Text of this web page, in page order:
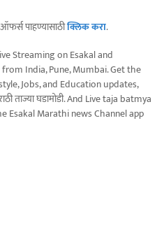
पाहण्यासाठीक्लिक करा.
Streaming on Esakal and
India, Pune, Mumbai. Get the
Jobs, and Education updates,
ताज्या घडामोडी. And Live taja batmya
Esakal Marathi news Channel app